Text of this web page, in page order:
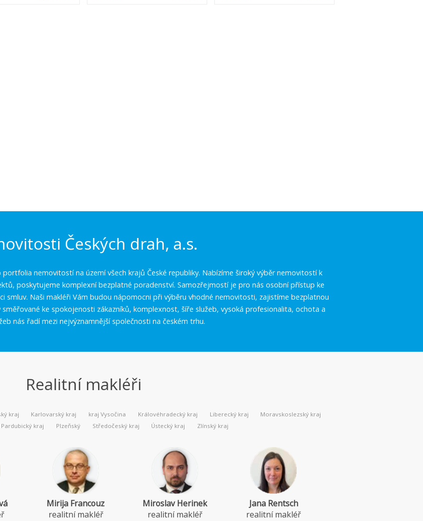
Českých drah, a.s.
portfolia nemovitostí na území všech krajů České republiky. Nabízíme široký výběr nemovitostí k
poskytujeme komplexní bezplatné poradenství. Samozřejmostí je pro nás osobní přístup ke
smluv. Naši makléři Vám budou nápomocni při výběru vhodné nemovitosti, zajistíme bezplatnou
ke spokojenosti zákazníků, komplexnost, šíře služeb, vysoká profesionalita, ochota a
nás řadí mezi nejvýznamnější společnosti na českém trhu.
Realitní makléři
kraj Karlovarský kraj kraj Vysočina Královéhradecký kraj Liberecký kraj
Moravskoslezský kraj
Pardubický kraj Plzeňský Středočeský kraj Ústecký kraj Zlínský kraj
Mirija Francouz
realitní makléř
Miroslav Herinek
realitní makléř
Jana Rentsch
realitní makléř